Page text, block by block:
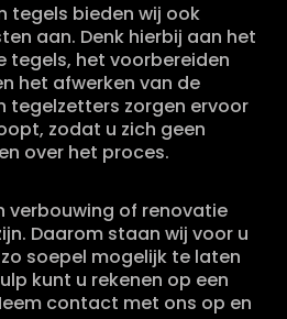
tegels bieden wij ook
aan. Denk hierbij aan het
tegels, het voorbereiden
het afwerken van de
tegelzetters zorgen ervoor
zodat u zich geen
over het proces.
verbouwing of renovatie
Daarom staan wij voor u
soepel mogelijk te laten
kunt u rekenen op een
contact met ons op en